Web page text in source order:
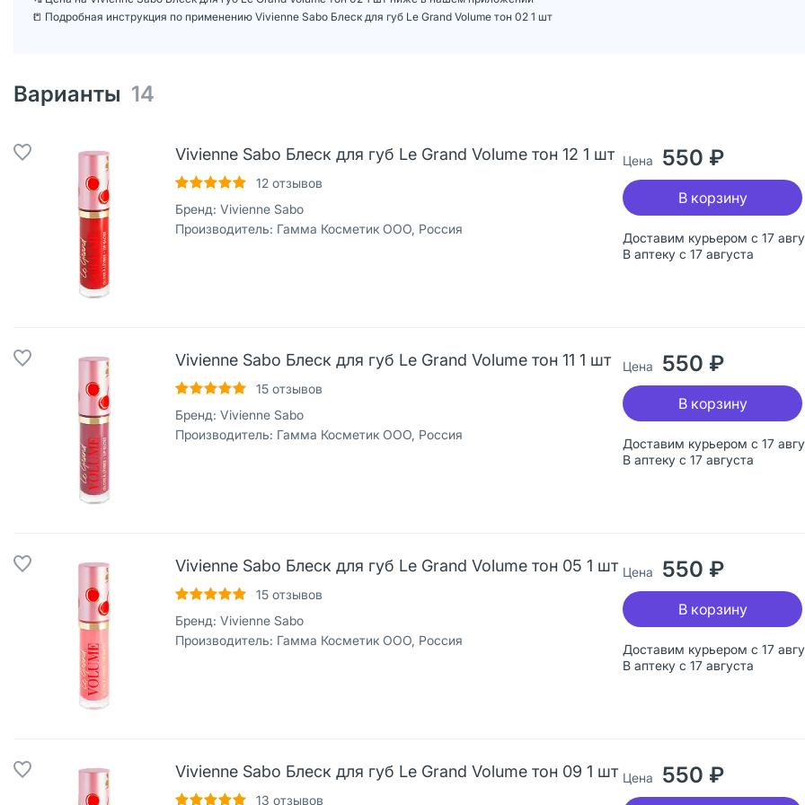
📒 Подробная инструкция по применению Vivienne Sabo Блеск для губ Le Grand Volume тон 02 1 шт
Варианты 14
Vivienne Sabo Блеск для губ Le Grand Volume тон 12 1 шт
12 отзывов
Бренд: Vivienne Sabo
Производитель: Гамма Косметик ООО, Россия
Доставим курьером с 17
В аптеку с 17 августа
Цена 550 ₽
В корзину
Vivienne Sabo Блеск для губ Le Grand Volume тон 11 1 шт
15 отзывов
Бренд: Vivienne Sabo
Производитель: Гамма Косметик ООО, Россия
Доставим курьером с 17
В аптеку с 17 августа
Цена 550 ₽
В корзину
Vivienne Sabo Блеск для губ Le Grand Volume тон 05 1 шт
15 отзывов
Бренд: Vivienne Sabo
Производитель: Гамма Косметик ООО, Россия
Доставим курьером с 17
В аптеку с 17 августа
Цена 550 ₽
В корзину
Vivienne Sabo Блеск для губ Le Grand Volume тон 09 1 шт
13 отзывов
Цена 550 ₽